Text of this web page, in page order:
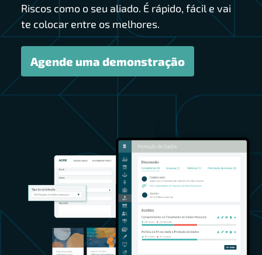
Riscos como o seu aliado. É rápido, fácil e vai
te colocar entre os melhores.
Agende uma demonstração